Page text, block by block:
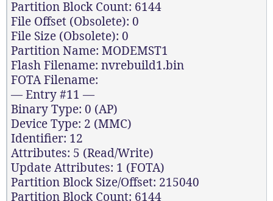
Partition Block Count: 6144
File Offset (Obsolete): 0
File Size (Obsolete): 0
Partition Name: MODEMST1
Flash Filename: nvrebuild1.bin
FOTA Filename:
— Entry #11 —
Binary Type: 0 (AP)
Device Type: 2 (MMC)
Identifier: 12
Attributes: 5 (Read/Write)
Update Attributes: 1 (FOTA)
Partition Block Size/Offset: 215040
Partition Block Count: 6144